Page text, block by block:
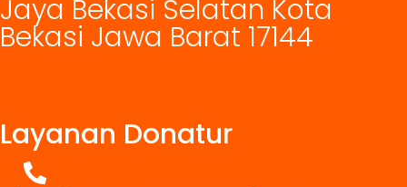
Jaya Bekasi Selatan Kota
Bekasi Jawa Barat 17144
Layanan Donatur